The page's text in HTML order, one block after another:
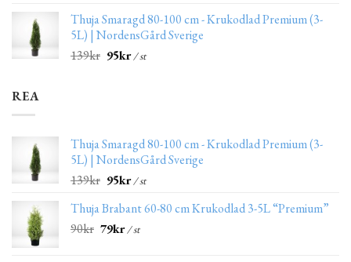
Thuja Smaragd 80-100 cm - Krukodlad Premium (3-
5L) | NordensGård Sverige
139kr 95kr/ st
REA
Thuja Smaragd 80-100 cm - Krukodlad Premium (3-
5L) | NordensGård Sverige
139kr 95kr/ st
Thuja Brabant 60-80 cm Krukodlad 3-5L “Premium”
90kr 79kr/ st